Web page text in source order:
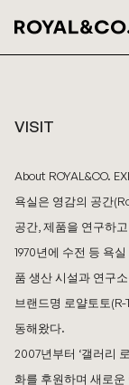
VISIT
About ROYAL&CO.
욕실은 영감의 공간
공간, 제품을 연구하
1970년에 수전 등 욕
품 생산 시설과 연구
브랜드명 로얄토토(R-
동해왔다.
2007년부터 ‘갤러리
화를 후원하며 새로